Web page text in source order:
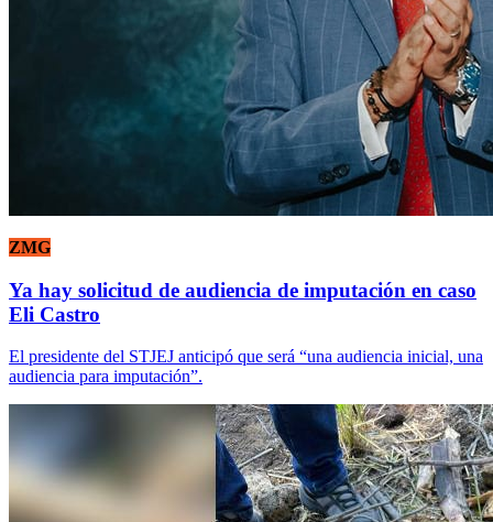
ZMG
Ya hay solicitud de audiencia de imputación en caso
Eli Castro
El presidente del STJEJ anticipó que será “una audiencia inicial, una
audiencia para imputación”.